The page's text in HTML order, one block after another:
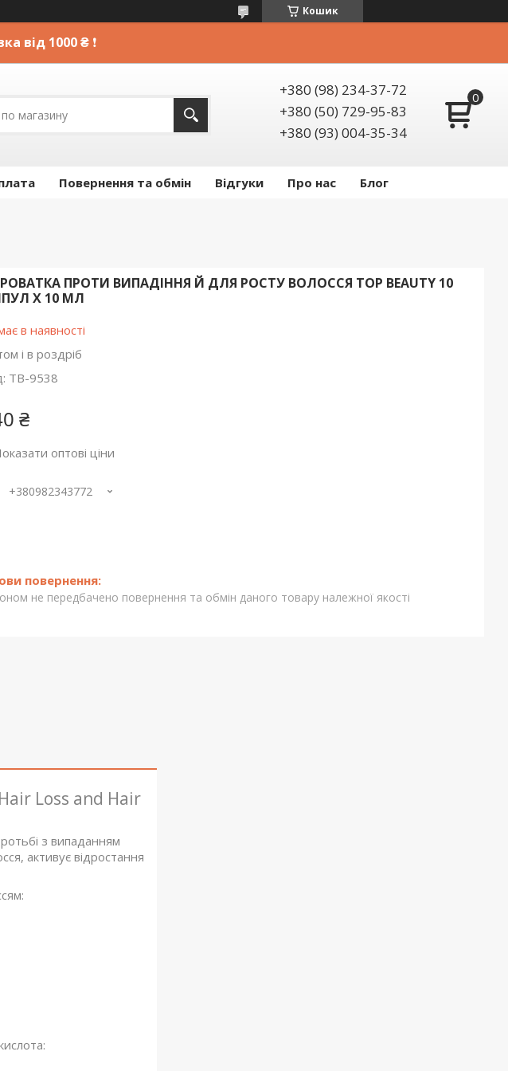
Кошик
від 1000 ₴ ❗
+380 (98) 234-37-72
+380 (50) 729-95-83
+380 (93) 004-35-34
Повернення та обмін Відгуки Про нас Блог
ПРОТИ ВИПАДІННЯ Й ДЛЯ РОСТУ ВОЛОССЯ TOP BEAUTY 10
Х 10 МЛ
в наявності
і в роздріб
TB-9538
₴
оптові ціни
+380982343772
не передбачено повернення та обмін даного товару належної якості
Loss and Hair
з випаданням
активує відростання